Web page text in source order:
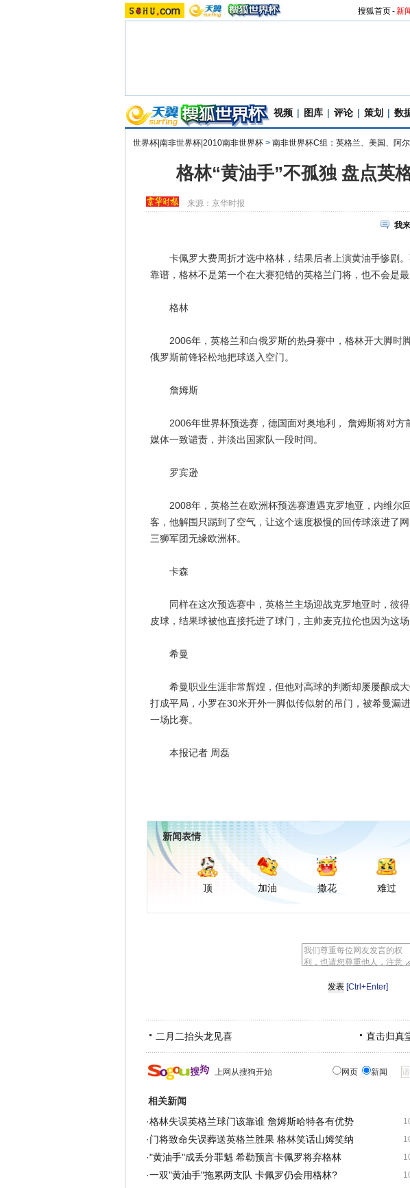
搜狐首页-新
视频 | 图库 | 评论 | 策划 | 数
世界杯|南非世界杯|2010南非世界杯 > 南非世界杯C组：英格兰、美国、阿
格林“黄油手”不孤独 盘点英
来源：京华时报
我
卡佩罗大费周折才选中格林，结果后者上演黄油手惨剧。
靠谱，格林不是第一个在大赛犯错的英格兰门将，也不会是最
格林
2006年，英格兰和白俄罗斯的热身赛中，格林开大脚时
俄罗斯前锋轻松地把球送入空门。
詹姆斯
2006年世界杯预选赛，德国面对奥地利， 詹姆斯将对方
媒体一致谴责，并淡出国家队一段时间。
罗宾逊
2008年，英格兰在欧洲杯预选赛遭遇克罗地亚，内维尔
客，他解围只踢到了空气，让这个速度极慢的回传球滚进了
三狮军团无缘欧洲杯。
卡森
同样在这次预选赛中，英格兰主场迎战克罗地亚时，彼得
皮球，结果球被他直接托进了球门，主帅麦克拉伦也因为这场
希曼
希曼职业生涯非常辉煌，但他对高球的判断却屡屡酿成大
打成平局，小罗在30米开外一脚似传似射的吊门，被希曼漏
一场比赛。
本报记者 周磊
新闻表情
顶 加油 撒花 难过
[Ctrl+Enter]
二月二抬头龙见喜 直击归真
上网从搜狗开始 网页 新闻
相关新闻
·格林失误英格兰球门该靠谁 詹姆斯哈特各有优势
·门将致命失误葬送英格兰胜果 格林笑话山姆笑纳
·"黄油手"成丢分罪魁 希勒预言卡佩罗将弃格林
·一双"黄油手"拖累两支队 卡佩罗仍会用格林?